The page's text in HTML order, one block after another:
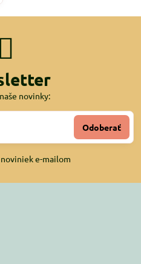
novinky:
Odoberať
e-mailom